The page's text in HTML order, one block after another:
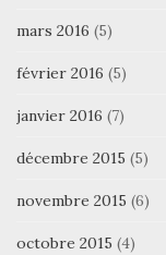
mars 2016 (5)
février 2016 (5)
janvier 2016 (7)
décembre 2015 (5)
novembre 2015 (6)
octobre 2015 (4)